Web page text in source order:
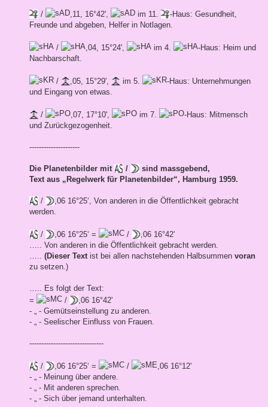
/ ,11, 16°42', im 11.
-Haus: Gesundheit,
Freunde und abgeben, Helfer in Notlagen.
/ ,04, 15°24', im 4.
-Haus: Heim und
Nachbarschaft.
/ ,05, 15°29', im 5.
-Haus: Unternehmungen
und Eingang von etwas.
/ ,07, 17°10', im 7.
-Haus: Mitmensch
und Zurückgezogenheit.
---------------------
Die Planetenbilder mit /
sind massgebend,
Text aus „Regelwerk für Planetenbilder“, Hamburg 1959.
/
,06 16°25‘, Von anderen in die Öffentlichkeit gebracht
werden.
/ ,06 16°25‘ = /
,06 16°42'
….. Von anderen in die Öffentlichkeit gebracht werden.
(Dieser Text ist bei allen nachstehenden Halbsummen voran
zu setzen.)
….. Es folgt der Text:
=
/
,06 16°42'
- „ - Gemütseinstellung zu anderen.
- „ - Seelischer Einfluss von Frauen.
-------------------------------
/ ,06 16°25‘ = /
,06 16°12'
- „ - Meinung über andere.
- „ - Mit anderen sprechen.
- „ - Sich über jemand unterhalten.